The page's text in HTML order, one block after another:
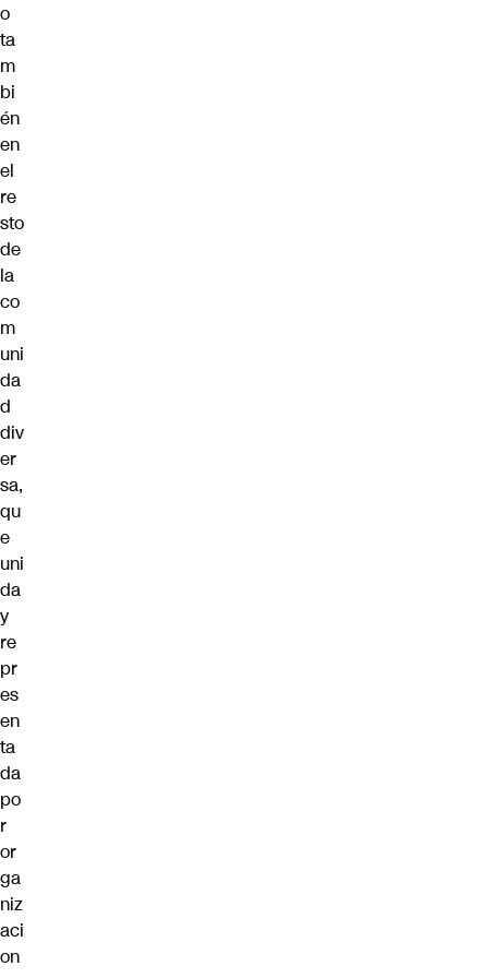
o
ta
m
bi
én
en
el
re
sto
de
la
co
m
uni
da
d
div
er
sa,
qu
e
uni
da
y
re
pr
es
en
ta
da
po
r
or
ga
niz
aci
on